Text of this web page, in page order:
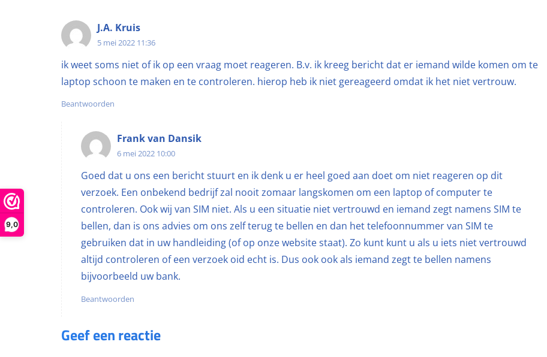
9,0
J.A. Kruis
5 mei 2022 11:36
ik weet soms niet of ik op een vraag moet reageren. B.v. ik kreeg bericht dat er iemand wilde komen om te
laptop schoon te maken en te controleren. hierop heb ik niet gereageerd omdat ik het niet vertrouw.
Beantwoorden
Frank van Dansik
6 mei 2022 10:00
Goed dat u ons een bericht stuurt en ik denk u er heel goed aan doet om niet reageren op dit
verzoek. Een onbekend bedrijf zal nooit zomaar langskomen om een laptop of computer te
controleren. Ook wij van SIM niet. Als u een situatie niet vertrouwd en iemand zegt namens SIM te
bellen, dan is ons advies om ons zelf terug te bellen en dan het telefoonnummer van SIM te
gebruiken dat in uw handleiding (of op onze website staat). Zo kunt kunt u als u iets niet vertrouwd
altijd controleren of een verzoek oid echt is. Dus ook ook als iemand zegt te bellen namens
bijvoorbeeld uw bank.
Beantwoorden
Geef een reactie